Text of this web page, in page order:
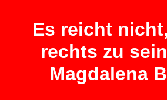
Es reicht
rechts zu
Magdalena